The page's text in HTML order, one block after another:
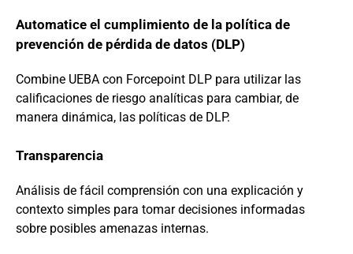
Automatice el cumplimiento de la política de
prevención de pérdida de datos (DLP)
Combine UEBA con Forcepoint DLP para utilizar las
calificaciones de riesgo analíticas para cambiar, de
manera dinámica, las políticas de DLP.
Transparencia
Análisis de fácil comprensión con una explicación y
contexto simples para tomar decisiones informadas
sobre posibles amenazas internas.